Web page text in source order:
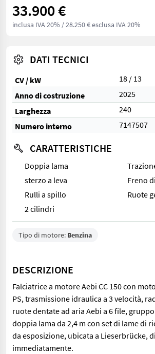
33.900 €
inclusa IVA 20% / 28.250 € esclusa IVA 20%
DATI TECNICI
CV / kW
18 / 13
Anno di costruzione
2025
Larghezza
240
Numero interno
7147507
CARATTERISTICHE
Doppia lama
sterzo a leva
Freno
Rulli a spillo
Ruote
2 cilindri
Tipo di motore: Benzina
DESCRIZIONE
Falciatrice a motore Aebi CC 150 con
PS, trasmissione idraulica a 3 velocità,
ruote dentate ad aria Aebi a 6 file,
doppia lama da 2,4 m con set di lame di
da esposizione, ubicata a Lieserbrücke,
immediatamente.